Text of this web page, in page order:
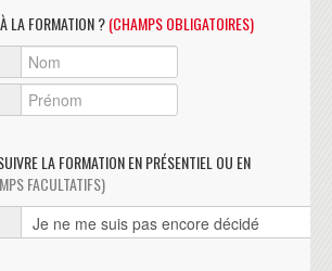
LA FORMATION ?(CHAMPS OBLIGATOIRES)
LA FORMATION EN PRÉSENTIEL OU EN
FACULTATIFS)